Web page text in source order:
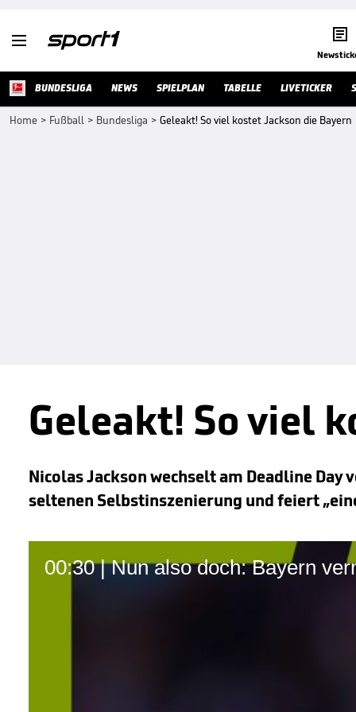
 
BUNDESLIGA NEWS SPIELPLAN TABELLE LIVETICKER
Home > Fußball > Bundesliga > Geleakt! So viel kostet Jackson die Bayern
Geleakt! So viel
Nicolas Jackson wechselt am Deadline
seltenen Selbstinszenierung und feiert
00:30 | Nun also doch: Bayern